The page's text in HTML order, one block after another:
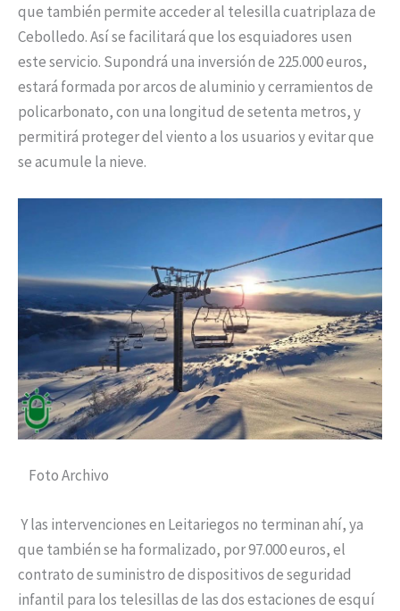
que también permite acceder al telesilla cuatriplaza de
Cebolledo. Así se facilitará que los esquiadores usen
este servicio. Supondrá una inversión de 225.000 euros,
estará formada por arcos de aluminio y cerramientos de
policarbonato, con una longitud de setenta metros, y
permitirá proteger del viento a los usuarios y evitar que
se acumule la nieve.
Foto Archivo
Y las intervenciones en Leitariegos no terminan ahí, ya
que también se ha formalizado, por 97.000 euros, el
contrato de suministro de dispositivos de seguridad
infantil para los telesillas de las dos estaciones de esquí